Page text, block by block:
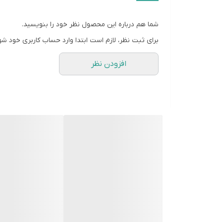
استفاده‌ها مانند عکاسی پرتره، میکاپ، ویدیوهای
نورپردازی یکنواخت: به دلیل طراحی حلقه‌ای، نور را
نوری ایده‌آل. حمل آسان: با داشتن کیف حمل، جابجایی
شما هم درباره این محصول نظر خود را بنویسید.
برای ثبت نظر، لازم است ابتدا وارد حساب کاربری خود
افزودن نظر